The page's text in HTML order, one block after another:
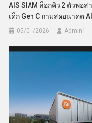
AIS SIAM ล็อกคิว 2 ตัวพ่อส
เด็ก Gen C ถามสดอนาคต
05/01/2026 Admin​1